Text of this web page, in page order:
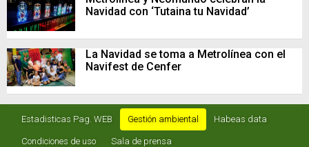
Navidad con ‘Tutaina tu Navidad’
La Navidad se toma a Metrolínea con el
Navifest de Cenfer
Estadisticas Pag. WEB Gestión ambiental Habeas data
Condiciones de uso Sala de prensa